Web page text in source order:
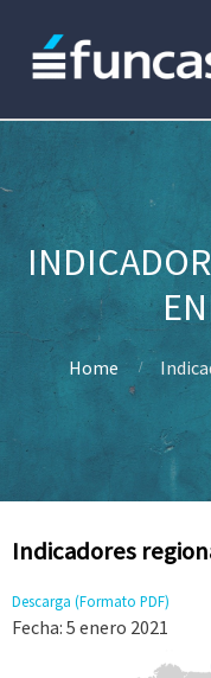
Home
Indicadores
Descarga (Formato PDF)
Fecha: 5 enero 2021